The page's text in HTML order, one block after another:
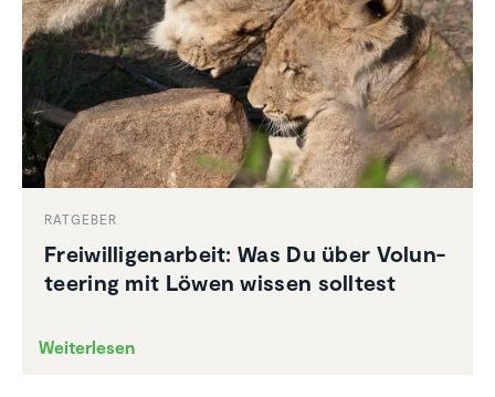
RATGEBER
Freiwil­li­gen­ar­beit: Was Du über Volun­
tee­ring mit Löwen wissen solltest
Weiterlesen